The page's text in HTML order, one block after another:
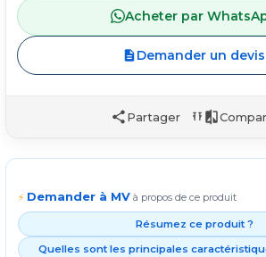
Acheter par
Demander un devis
Partager
⚡ Demander à MV à propos de ce produit
Résumez ce produit ?
Quelles sont les principales